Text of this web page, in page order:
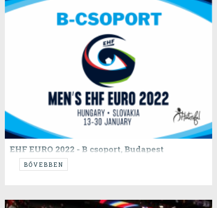
EHF EURO 2022 - B csoport, Budapest
Portugália, MAGYARORSZÁG, Izland, Hollandia - Budapest
BŐVEBBEN